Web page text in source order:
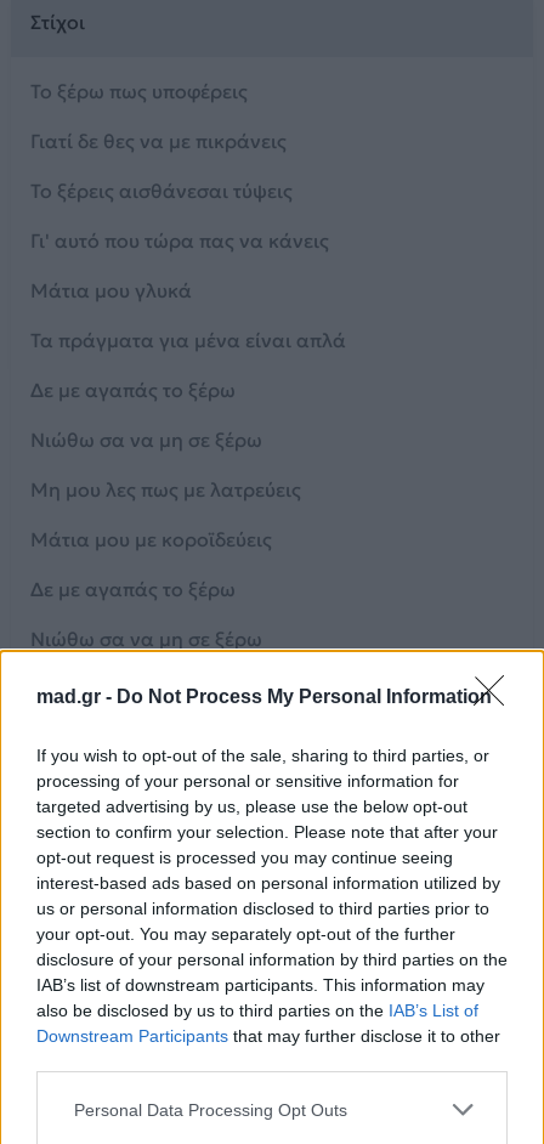
mad.gr - Do Not Process My Personal Information
If you wish to opt-out of the sale, sharing to third parties, or
processing of your personal or sensitive information for
targeted advertising by us, please use the below opt-out
section to confirm your selection. Please note that after your
opt-out request is processed you may continue seeing
interest-based ads based on personal information utilized by
us or personal information disclosed to third parties prior to
your opt-out. You may separately opt-out of the further
disclosure of your personal information by third parties on the
IAB’s list of downstream participants. This information may
also be disclosed by us to third parties on the IAB’s List of
Downstream Participants that may further disclose it to other
Personal Data Processing Opt Outs
Στίχοι
Το ξέρω πως υποφέρεις
Γιατί δε θες να με πικράνεις
Το ξέρεις αισθάνεσαι τύψεις
Γι' αυτό που τώρα πας να κάνεις
Μάτια μου γλυκά
Τα πράγματα για μένα είναι απλά
Δε με αγαπάς το ξέρω
Νιώθω σα να μη σε ξέρω
Μη μου λες πως με λατρεύεις
Μάτια μου με κοροϊδεύεις
Δε με αγαπάς το ξέρω
Νιώθω σα να μη σε ξέρω
Μη μου λες πως με λατρεύεις
Δε με αγαπάς
Πέταξες και δε σε φτάνω
Τώρα ό,τι και να κάνω
Δε με αγαπάς
Δε με αγαπάς
Το ξέρω η φλόγα έχει σβήσει